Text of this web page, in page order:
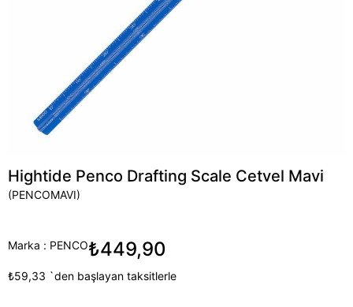
Hightide Penco Drafting Scale Cetvel Mavi
(PENCOMAVI)
Marka : PENCO₺449,90
₺59,33 `den başlayan taksitlerle